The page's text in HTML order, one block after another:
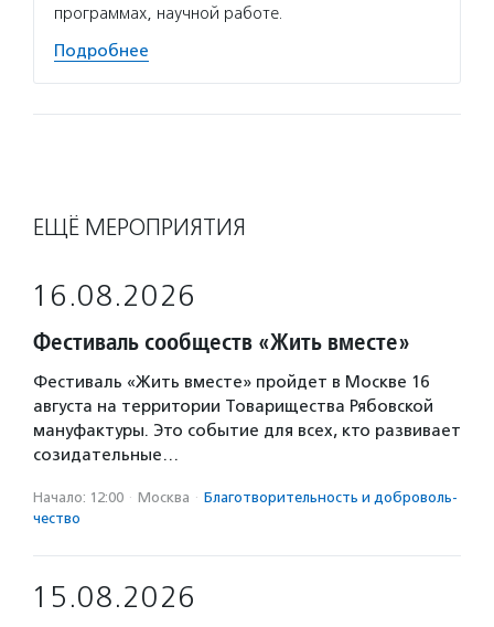
программах, научной работе.
Подробнее
ЕЩЁ МЕРОПРИЯТИЯ
16.08.2026
Фестиваль сообществ «Жить вместе»
Фестиваль «Жить вместе» пройдет в Москве 16
августа на территории Товарищества Рябовской
мануфактуры. Это событие для всех, кто развивает
созидательные…
Начало: 12:00 · Москва · Благотвори­тель­ность и доброволь­
чест­во
15.08.2026